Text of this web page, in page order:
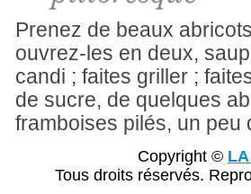
Prenez de beaux
ouvrez-les en deux,
candi ; faites griller ;
de sucre, de quelques
framboises pilés, un peu
Copyright ©
Tous droits réservés.